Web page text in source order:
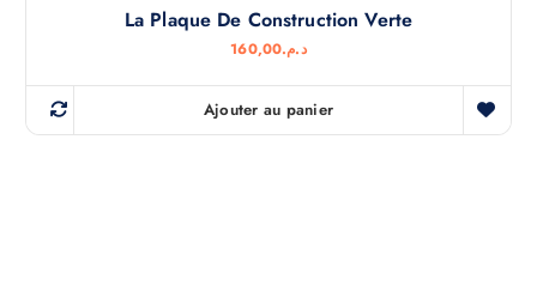
La Plaque De Construction Verte
د.م.160,00
Ajouter au panier